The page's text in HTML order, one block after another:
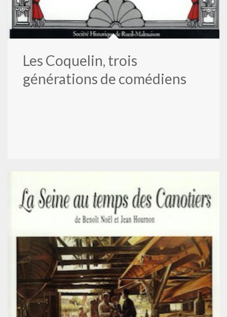
Les Coquelin, trois
générations de comédiens